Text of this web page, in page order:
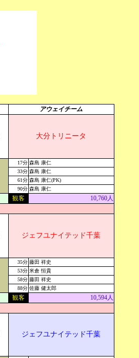
アウェイチーム
大分トリニータ
17分 森島 康仁
33分 森島 康仁
61分 森島 康仁(PK)
90分 森島 康仁
観客
10,760人
ジェフユナイテッド千葉
35分 藤田 祥史
53分 米倉 恒貴
58分 藤田 祥史
88分 佐藤 健太郎
観客
10,594人
ジェフユナイテッド千葉